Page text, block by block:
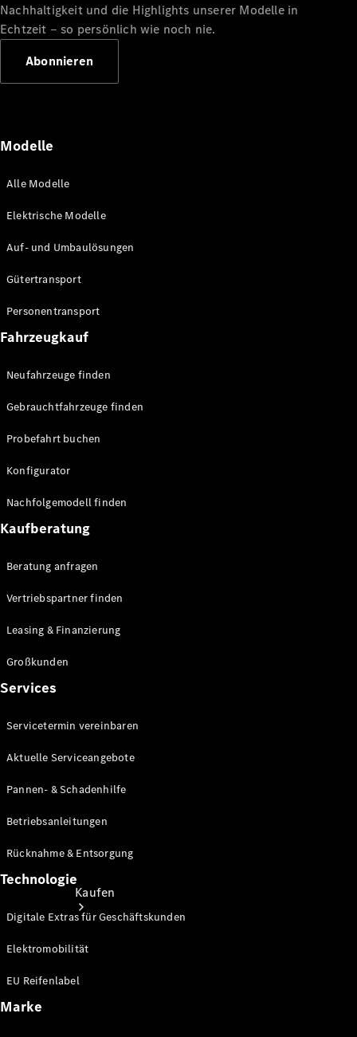
eSprinter
eSprinter
Konfigurator
Mercedes-
Benz Store
eVito
eVito
eVito
Konfigurator
Mercedes-
Mercedes-Benz Pkw
Konfigurator
Kaufen
Nachhaltigkeit und die Highlights unserer Modelle in
Echtzeit ‒ so persönlich wie noch nie.
Abonnieren
Modelle
Alle Modelle
Elektrische Modelle
Auf- und Umbaulösungen
Gütertransport
Personentransport
Fahrzeugkauf
Neufahrzeuge finden
Gebrauchtfahrzeuge finden
Probefahrt buchen
Konfigurator
Nachfolgemodell finden
Kaufberatung
Beratung anfragen
Vertriebspartner finden
Leasing & Finanzierung
Großkunden
Services
Servicetermin vereinbaren
Aktuelle Serviceangebote
Pannen- & Schadenhilfe
Betriebsanleitungen
Rücknahme & Entsorgung
Technologie
Digitale Extras für Geschäftskunden
Elektromobilität
EU Reifenlabel
Marke